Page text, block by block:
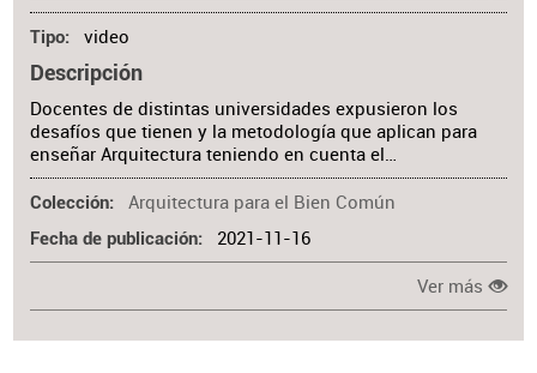
Tipo video
Descripción
Docentes de distintas universidades expusieron los
desafíos que tienen y la metodología que aplican para
enseñar Arquitectura teniendo en cuenta el…
Colección Arquitectura para el Bien Común
Fecha de publicación 2021-11-16
Ver más